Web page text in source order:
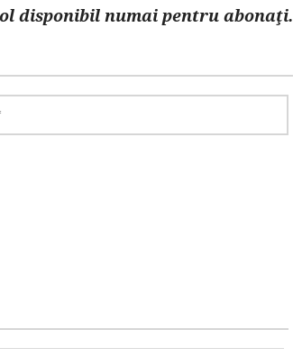
disponibil numai pentru abonaţi.